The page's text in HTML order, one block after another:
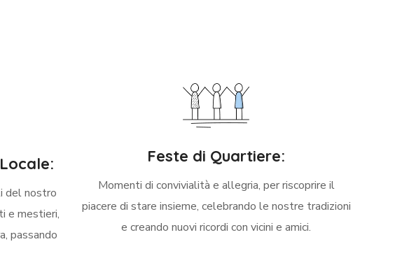
del nostro
e mestieri,
passando
Feste di Quartiere:
Momenti di convivialità e allegria, per riscoprire il
piacere di stare insieme, celebrando le nostre tradizioni
e creando nuovi ricordi con vicini e amici.